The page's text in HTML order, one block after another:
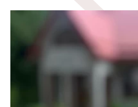
Vidaus darbo
Ekspozicijos